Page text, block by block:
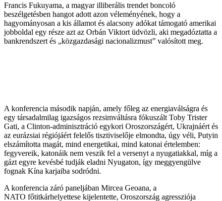
Francis Fukuyama, a magyar illiberális trendet boncoló
beszélgetésben hangot adott azon véleményének, hogy a
hagyományosan a kis államot és alacsony adókat támogató amerikai
jobboldal egy része azt az Orbán Viktort üdvözli, aki megadóztatta a
bankrendszert és „közgazdasági nacionalizmust” valósított meg.
A konferencia második napján, amely főleg az energiaválságra és
egy társadalmilag igazságos rezsimváltásra fókuszált Toby Trister
Gati, a Clinton-adminisztráció egykori Oroszországért, Ukrajnáért és
az eurázsiai régiójáért felelős tisztiviselője elmondta, úgy véli, Putyin
elszámította magát, mind energetikai, mind katonai értelemben:
fegyvereik, katonáik nem veszik fel a versenyt a nyugatiakkal, míg a
gázt egyre kevésbé tudják eladni Nyugaton, így meggyengülve
fognak Kína karjaiba sodródni.
A konferencia záró paneljában Mircea Geoana, a
NATO főtitkárhelyettese kijelentette, Oroszország agressziója